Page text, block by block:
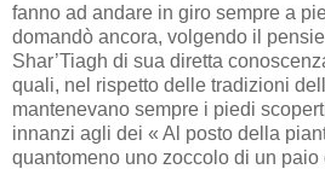
fanno ad andare in giro sempre a
domandò ancora, volgendo il
Shar’Tiagh di sua diretta
quali, nel rispetto delle tradizioni
mantenevano sempre i piedi
innanzi agli dei « Al posto della
quantomeno uno zoccolo di un paio